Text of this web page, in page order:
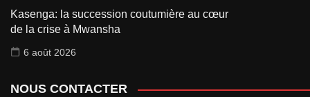
Kasenga: la succession coutumière au cœur
de la crise à Mwansha
6 août 2026
NOUS CONTACTER